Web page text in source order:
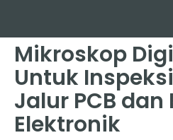
Mikroskop
Untuk
Jalur PCB
Elektronik